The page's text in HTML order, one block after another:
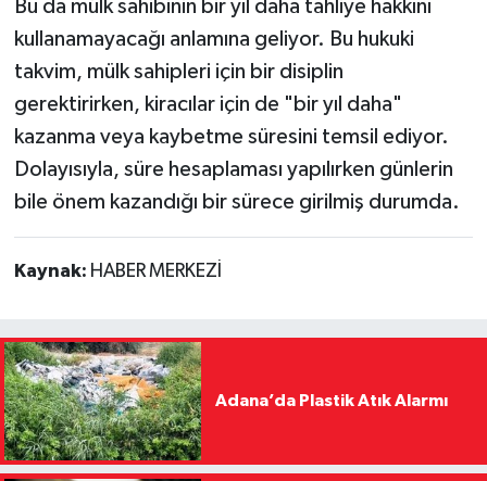
Bu da mülk sahibinin bir yıl daha tahliye hakkını
kullanamayacağı anlamına geliyor. Bu hukuki
takvim, mülk sahipleri için bir disiplin
gerektirirken, kiracılar için de "bir yıl daha"
kazanma veya kaybetme süresini temsil ediyor.
Dolayısıyla, süre hesaplaması yapılırken günlerin
bile önem kazandığı bir sürece girilmiş durumda.
Kaynak: HABER MERKEZİ
Adana’da Plastik Atık Alarmı